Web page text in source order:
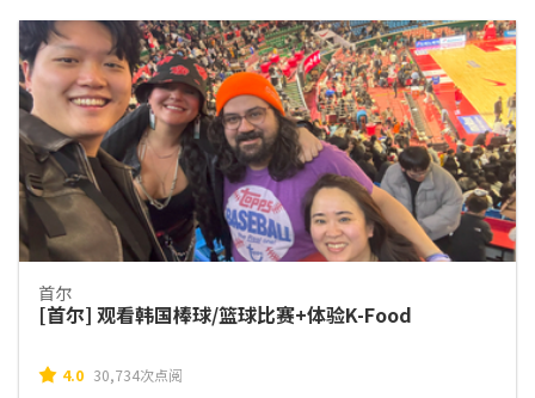
首尔
[首尔] 观看韩国棒球/篮球比赛+体验K-Food
4.0 30,734次点阅